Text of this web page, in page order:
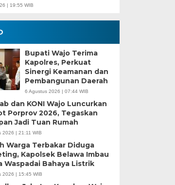
| 19:55 WIB
Bupati Wajo Terima
Kapolres, Perkuat
Sinergi Keamanan dan
Pembangunan Daerah
6 Agustus 2026 | 07:44 WIB
dan KONI Wajo Luncurkan
Porprov 2026, Tegaskan
Jadi Tuan Rumah
2026 | 21:11 WIB
Warga Terbakar Diduga
Kapolsek Belawa Imbau
Waspadai Bahaya Listrik
2026 | 15:45 WIB